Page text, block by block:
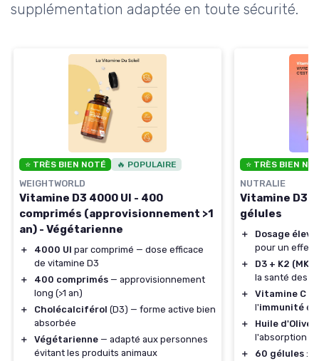
supplémentation adaptée en toute sécurité.
⭐ TRÈS BIEN NOTÉ 🔥 POPULAIRE
WEIGHTWORLD
Vitamine D3 4000 UI - 400
comprimés (approvisionnement >1
an) - Végétarienne
＋ 4000 UI par comprimé — dose efficace
de vitamine D3
＋
400 comprimés — approvisionnement
long (>1 an)
＋
Cholécalciférol (D3) — forme active bien
absorbée
＋
Végétarienne — adapté aux personnes
évitant les produits animaux
⭐ TRÈS BIEN
NUTRALIE
Vitamine D3 +
gélules
＋ Dosage élevé
pour un effet
＋
D3 + K2 (MK7)
la santé des
＋
Vitamine C
l'immunité et
＋
Huile d'Olive
l'absorption
＋
60 gélules :